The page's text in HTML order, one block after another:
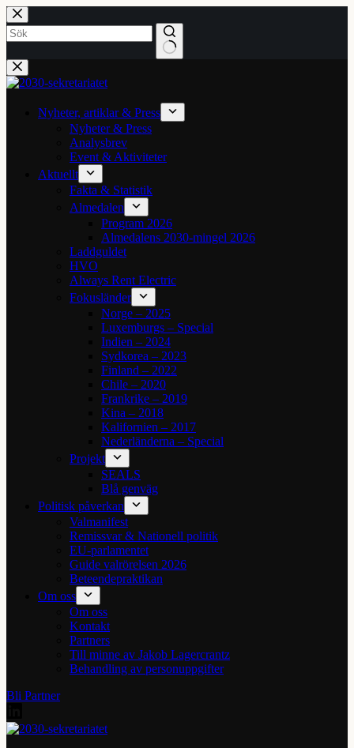
Hoppa
till
innehåll
Inga
resultat
Nyheter, artiklar & Press
Nyheter & Press
Analysbrev
Event & Aktiviteter
Aktuellt
Fakta & Statistik
Almedalen
Program 2026
Almedalens 2030-mingel 2026
Laddguldet
HVO
Always Rent Electric
Fokusländer
Norge – 2025
Luxemburgs – Special
Indien – 2024
Sydkorea – 2023
Finland – 2022
Chile – 2020
Frankrike – 2019
Kina – 2018
Kalifornien – 2017
Nederländerna – Special
Projekt
SEALS
Blå genväg
Politisk påverkan
Valmanifest
Remissvar & Nationell politik
EU-parlamentet
Guide valrörelsen 2026
Beteendepraktikan
Om oss
Om oss
Kontakt
Partners
Till minne av Jakob Lagercrantz
Behandling av personuppgifter
Bli Partner